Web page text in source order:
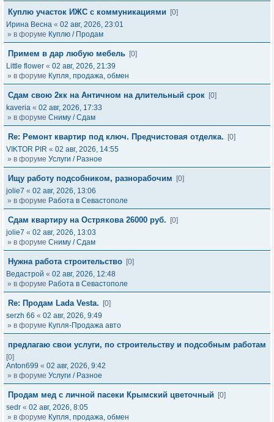
Куплю участок ИЖС с коммуникациями
[0]
Ирина Весна « 02 авг, 2026, 23:01
» в форуме Куплю / Продам
Примем в дар любую мебель [0]
Little flower « 02 авг, 2026, 21:39
» в форуме Купля, продажа, обмен
Сдам свою 2кк на Античном на длительный срок [0]
kaveria « 02 авг, 2026, 17:33
» в форуме Сниму / Сдам
Re: Ремонт квартир под ключ. Предчистовая отделка.
[0]
VIKTOR PIR « 02 авг, 2026, 14:55
» в форуме Услуги / Разное
Ищу работу подсобником, разнорабочим
[0]
jolie7 « 02 авг, 2026, 13:06
» в форуме Работа в Севастополе
Сдам квартиру на Острякова 26000 руб.
[0]
jolie7 « 02 авг, 2026, 13:03
» в форуме Сниму / Сдам
Нужна работа строительство [0]
Ведастрой « 02 авг, 2026, 12:48
» в форуме Работа в Севастополе
Re: Продам Lada Vesta.
[0]
serzh 66 « 02 авг, 2026, 9:49
» в форуме Купля-Продажа авто
предлагаю свои услуги, по строительству и подсобным работам
[0]
Anton699 « 02 авг, 2026, 9:42
» в форуме Услуги / Разное
Продам мед с личной пасеки Крымский цветочный
[0]
sedr « 02 авг, 2026, 8:05
» в форуме Купля, продажа, обмен